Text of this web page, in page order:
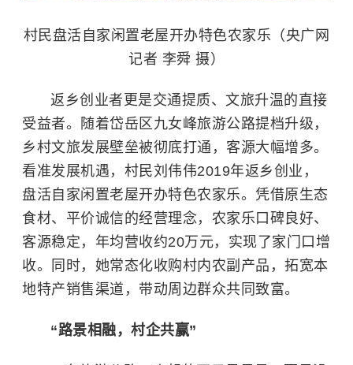
村民盘活自家闲置老屋开办特色农家乐（央广网
记者 李舜 摄）
返乡创业者更是交通提质、文旅升温的直接
受益者。随着岱岳区九女峰旅游公路提档升级，
乡村文旅发展壁垒被彻底打通，客源大幅增多。
看准发展机遇，村民刘伟伟2019年返乡创业，
盘活自家闲置老屋开办特色农家乐。凭借原生态
食材、平价诚信的经营理念，农家乐口碑良好、
客源稳定，年均营收约20万元，实现了家门口增
收。同时，她常态化收购村内农副产品，拓宽本
地特产销售渠道，带动周边群众共同致富。
“路景相融，村企共赢”